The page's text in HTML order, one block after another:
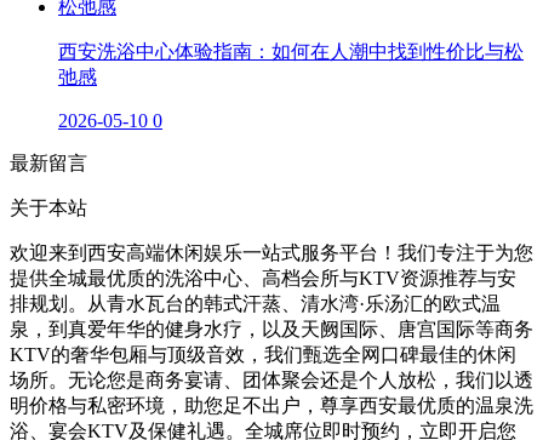
西安洗浴中心体验指南：如何在人潮中找到性价比与松
弛感
2026-05-10 0
最新留言
关于本站
欢迎来到西安高端休闲娱乐一站式服务平台！我们专注于为您
提供全城最优质的洗浴中心、高档会所与KTV资源推荐与安
排规划。从青水瓦台的韩式汗蒸、清水湾·乐汤汇的欧式温
泉，到真爱年华的健身水疗，以及天阙国际、唐宫国际等商务
KTV的奢华包厢与顶级音效，我们甄选全网口碑最佳的休闲
场所。无论您是商务宴请、团体聚会还是个人放松，我们以透
明价格与私密环境，助您足不出户，尊享西安最优质的温泉洗
浴、宴会KTV及保健礼遇。全城席位即时预约，立即开启您